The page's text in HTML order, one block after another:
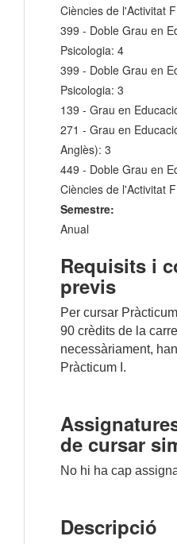
Ciències de l'Activitat
399 - Doble Grau en
Psicologia: 4
399 - Doble Grau en
Psicologia: 3
139 - Grau en
271 - Grau en
Anglès): 3
449 - Doble Grau en
Ciències de l'Activitat
Semestre:
Anual
Requisits i
previs
Per cursar
90 crèdits de la
necessàriament,
Pràcticum I.
de cursar
No hi ha cap
Descripció